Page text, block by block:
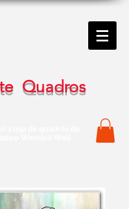
Quadros